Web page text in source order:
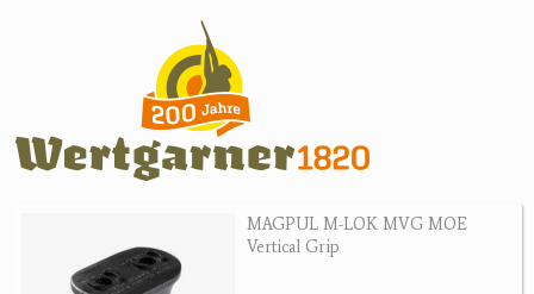
Kipplaufgewehre
Kleinkalibergewehre
Repetiererbüchse
Luftdruckwaffen
Sonstige Waffen
MAGPUL M-LOK MVG MOE
Vertical Grip